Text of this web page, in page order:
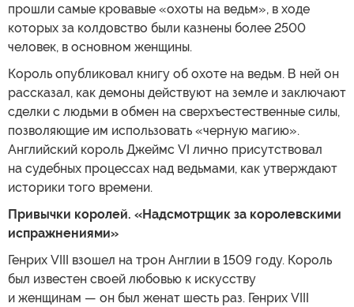
прошли самые кровавые «охоты на ведьм», в ходе
которых за колдовство были казнены более 2500
человек, в основном женщины.
Король опубликовал книгу об охоте на ведьм. В ней он
рассказал, как демоны действуют на земле и заключают
сделки с людьми в обмен на сверхъестественные силы,
позволяющие им использовать «черную магию».
Английский король Джеймс VI лично присутствовал
на судебных процессах над ведьмами, как утверждают
историки того времени.
Привычки королей. «Надсмотрщик за королевскими
испражнениями»
Генрих VIII взошел на трон Англии в 1509 году. Король
был известен своей любовью к искусству
и женщинам — он был женат шесть раз. Генрих VIII